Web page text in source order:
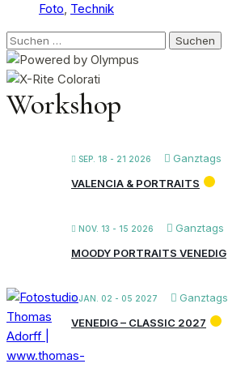
Foto, Technik
Suchen
nach:
Workshop
SEP. 18 - 21 2026
Ganztags
VALENCIA & PORTRAITS
NOV. 13 - 15 2026 Ganztags
MOODY PORTRAITS VENEDIG
JAN. 02 - 05 2027
Ganztags
VENEDIG – CLASSIC 2027